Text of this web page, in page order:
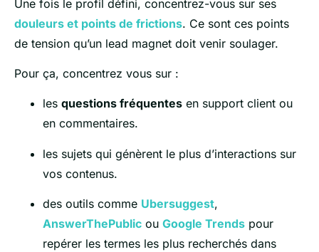
Une fois le profil défini, concentrez-vous sur ses
douleurs et points de frictions. Ce sont ces points
de tension qu’un lead magnet doit venir soulager.
Pour ça, concentrez vous sur :
les questions fréquentes en support client ou
en commentaires.
les sujets qui génèrent le plus d’interactions sur
vos contenus.
des outils comme Ubersuggest,
AnswerThePublic ou Google Trends pour
repérer les termes les plus recherchés dans